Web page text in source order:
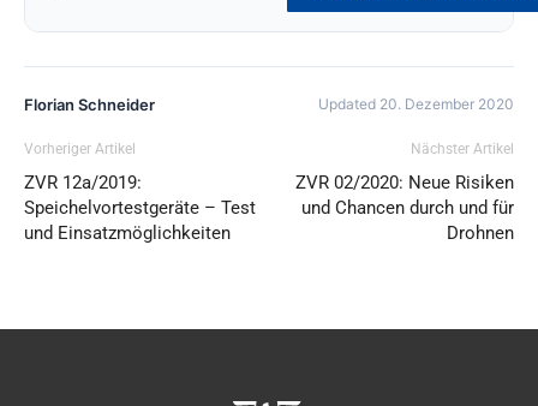
Florian Schneider Updated 20. Dezember 2020
Vorheriger Artikel
ZVR 12a/2019:
Speichelvortestgeräte – Test
und Einsatzmöglichkeiten
Nächster Artikel
ZVR 02/2020: Neue Risiken
und Chancen durch und für
Drohnen